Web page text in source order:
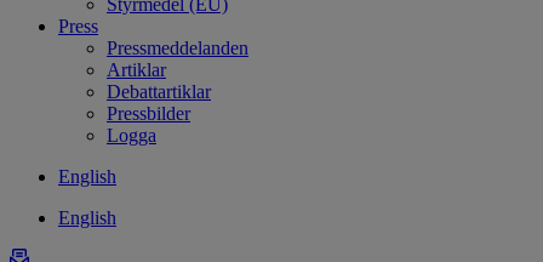
Styrmedel (EU)
Press
Pressmeddelanden
Artiklar
Debattartiklar
Pressbilder
Logga
English
English